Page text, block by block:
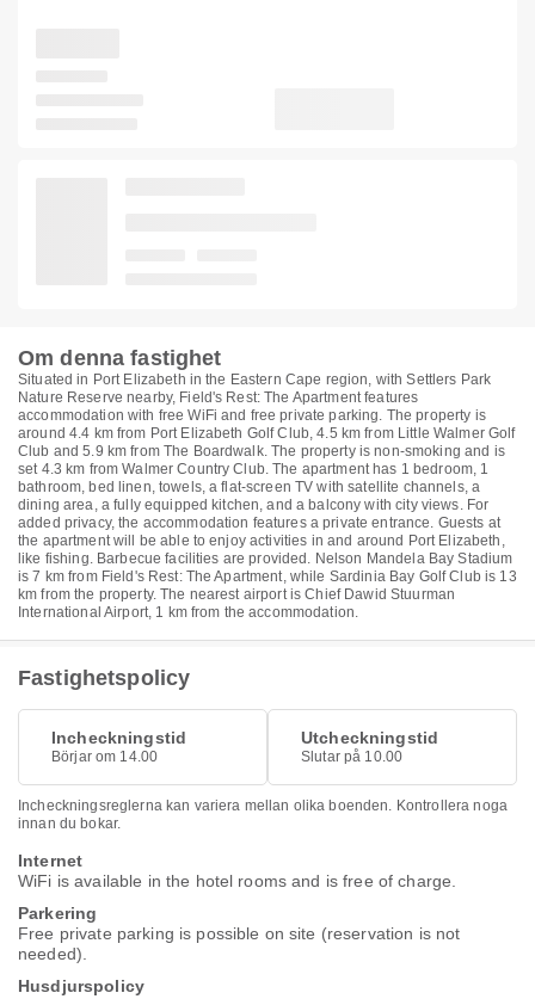
Om denna fastighet
Situated in Port Elizabeth in the Eastern Cape region, with Settlers Park
Nature Reserve nearby, Field's Rest: The Apartment features
accommodation with free WiFi and free private parking. The property is
around 4.4 km from Port Elizabeth Golf Club, 4.5 km from Little Walmer Golf
Club and 5.9 km from The Boardwalk. The property is non-smoking and is
set 4.3 km from Walmer Country Club. The apartment has 1 bedroom, 1
bathroom, bed linen, towels, a flat-screen TV with satellite channels, a
dining area, a fully equipped kitchen, and a balcony with city views. For
added privacy, the accommodation features a private entrance. Guests at
the apartment will be able to enjoy activities in and around Port Elizabeth,
like fishing. Barbecue facilities are provided. Nelson Mandela Bay Stadium
is 7 km from Field's Rest: The Apartment, while Sardinia Bay Golf Club is 13
km from the property. The nearest airport is Chief Dawid Stuurman
International Airport, 1 km from the accommodation.
Fastighetspolicy
Incheckningstid
Börjar om 14.00
Utcheckningstid
Slutar på 10.00
Incheckningsreglerna kan variera mellan olika boenden. Kontrollera noga
innan du bokar.
Internet
WiFi is available in the hotel rooms and is free of charge.
Parkering
Free private parking is possible on site (reservation is not
needed).
Husdjurspolicy